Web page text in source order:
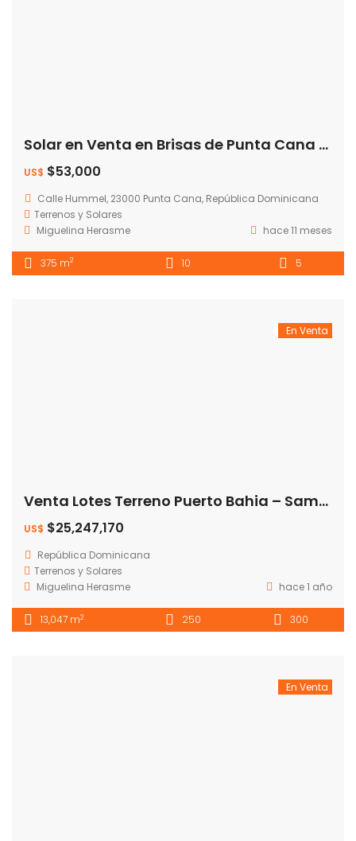
Solar en Venta en Brisas de Punta Cana – Oportunidad
US$ $53,000
Calle Hummel, 23000 Punta Cana, República Dominicana
Terrenos y Solares
Miguelina Herasme
hace 11 meses
375 m2 10 5
En Venta
Venta Lotes Terreno Puerto Bahia – Samanà
US$ $25,247,170
República Dominicana
Terrenos y Solares
Miguelina Herasme
hace 1 año
13,047 m2 250 300
En Venta